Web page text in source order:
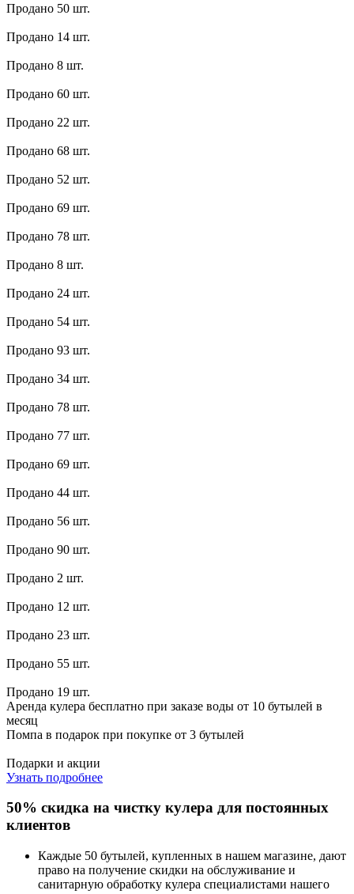
Продано 50 шт.
Продано 14 шт.
Продано 8 шт.
Продано 60 шт.
Продано 22 шт.
Продано 68 шт.
Продано 52 шт.
Продано 69 шт.
Продано 78 шт.
Продано 8 шт.
Продано 24 шт.
Продано 54 шт.
Продано 93 шт.
Продано 34 шт.
Продано 78 шт.
Продано 77 шт.
Продано 69 шт.
Продано 44 шт.
Продано 56 шт.
Продано 90 шт.
Продано 2 шт.
Продано 12 шт.
Продано 23 шт.
Продано 55 шт.
Продано 19 шт.
Аренда кулера бесплатно при заказе воды от 10 бутылей в
месяц
Помпа в подарок при покупке от 3 бутылей
Подарки и акции
Узнать подробнее
50% скидка на чистку кулера для постоянных
клиентов
Каждые 50 бутылей, купленных в нашем магазине, дают
право на получение скидки на обслуживание и
санитарную обработку кулера специалистами нашего